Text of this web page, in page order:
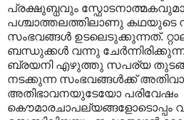
പ്രക്ഷുബ്ധവും
പശ്ചാത്തലത്തിലാണു കഥയുടെ
സംഭവങ്ങൾ ഉടലെടുക്കുന്നത്.
ബന്ധുക്കൾ വന്നു
ബ്രയനി എഴുത്തു സപര്യ
നടക്കുന്ന സംഭവങ്ങൾക്ക്
അതിഭാവനയുടേയോ പരിവേഷം
കൌമാരചാപല്യങ്ങളോടൊപ്പം